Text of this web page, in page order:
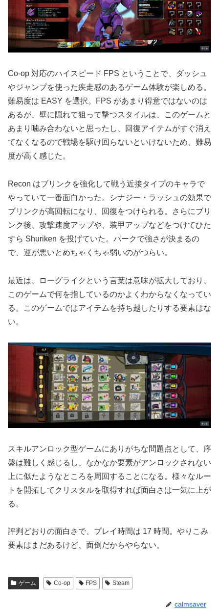
Co-op 対応のハイスピード FPS ということで、ダッシュ
やジャンプを使った疾走感のあるゲーム体験が楽しめる。
難易度は EASY を選択。FPS があまり得意ではないのは
あるが、壁に隠れて狙って撃つスタイルは、このゲームと
あまり噛み合わないと思ったし、回復アイテムがすぐ消え
てなくなるので戦場を駆け回らないといけないため、難易
度が高く感じた。
Recon はブリンクを強化して戦う近接タイプのキャラで
やっていて一番面白かった。シナジー・ラッシュの効果で
ブリンクが高回転になり、回復をつけられる。さらにブリ
ンク後、攻撃速度アップや、装甲アップなどをつけてひた
すら Shuriken を投げていた。パークで強さが決まるの
で、運が悪いとめちゃくちゃ弱いのがつらい。
最近は、ローグライクという言葉は意味が拡大しており、
このゲームで何を指しているのかよくわからなくなってい
る。このゲームではアイテムを持ち越したりする要素はな
い。
スキルアンロック型ゲームにありがちな問題点として、序
盤は難しく感じるし、なかなか要素がアンロックされない
上に似たようなところを周回することになる。様々なルー
トを開拓してクリスタルを取得すれば面白さは一気に上が
る。
評判どおりの面白さで、プレイ時間は 17 時間。やりこみ
要素はまだあるけど、面倒だからやらない。
ゲーム Co-op FPS Steam
calmsaver